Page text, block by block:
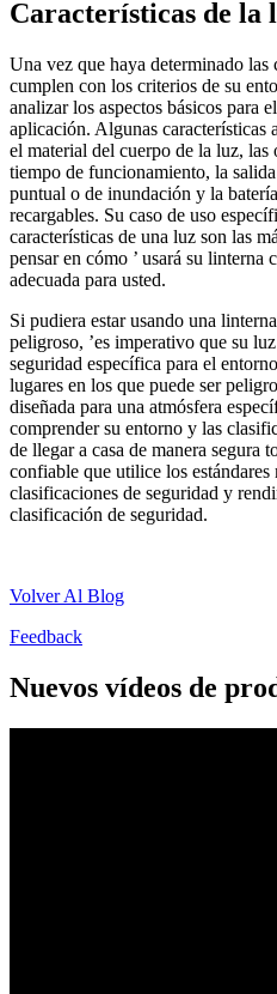
Características de la
Una vez que haya determinado
cumplen con los criterios de su
analizar los aspectos básicos para
aplicación. Algunas características
el material del cuerpo de la luz, las
tiempo de funcionamiento, la
puntual o de inundación y la
recargables. Su caso de uso
características de una luz son las
pensar en cómo ’ usará su linterna
adecuada para usted.
Si pudiera estar usando una
peligroso, ’es imperativo que su
seguridad específica para el
lugares en los que puede ser
diseñada para una atmósfera
comprender su entorno y las
de llegar a casa de manera segura
confiable que utilice los estándares
clasificaciones de seguridad y
clasificación de seguridad.
Volver Al Blog
Feedback
Nuevos vídeos de